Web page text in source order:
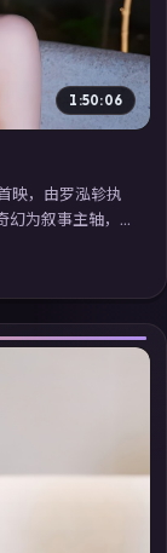
1:50:06
映，由罗泓轸执
为叙事主轴，
影与配乐强化
剧在线看」延
。